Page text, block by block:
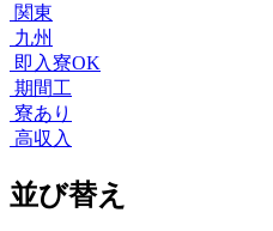
関東
九州
即入寮OK
期間工
寮あり
高収入
並び替え